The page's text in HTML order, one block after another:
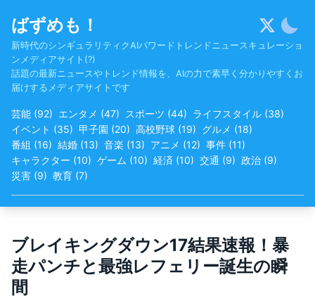
content
ばずめも！
新時代のシンギュラリティクAIパワードトレンドニュースキュレーショ
ンメディアサイト(?)
話題の最新ニュースやトレンド情報を、AIの力で素早く分かりやすくお
届けするメディアサイトです
芸能 (92) エンタメ (47) スポーツ (44) ライフスタイル (38)
イベント (35) 甲子園 (20) 高校野球 (19) グルメ (18)
番組 (16) 結婚 (13) 音楽 (13) アニメ (12) 事件 (11)
キャラクター (10) ゲーム (10) 経済 (10) 交通 (9) 政治 (9)
災害 (9) 教育 (7)
ブレイキングダウン17結果速報！暴
走パンチと最強レフェリー誕生の瞬
間